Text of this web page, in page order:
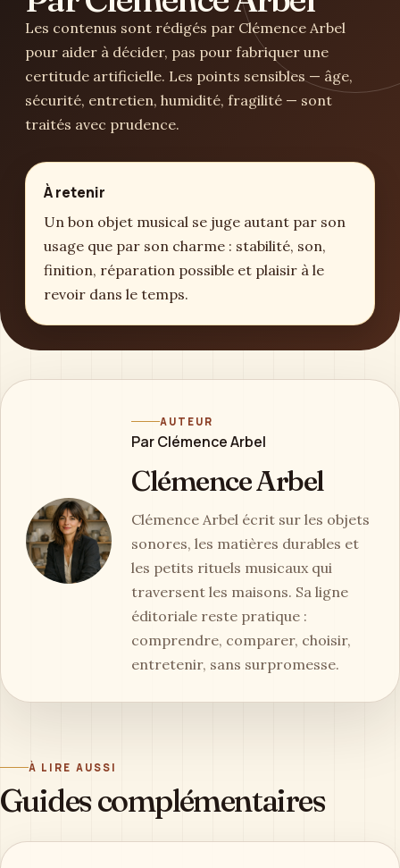
Les contenus sont rédigés par Clémence Arbel
pour aider à décider, pas pour fabriquer une
certitude artificielle. Les points sensibles — âge,
sécurité, entretien, humidité, fragilité — sont
traités avec prudence.
À retenir
Un bon objet musical se juge autant par son
usage que par son charme : stabilité, son,
finition, réparation possible et plaisir à le
revoir dans le temps.
AUTEUR
Par Clémence Arbel
Clémence Arbel
Clémence Arbel écrit sur les objets
sonores, les matières durables et
les petits rituels musicaux qui
traversent les maisons. Sa ligne
éditoriale reste pratique :
comprendre, comparer, choisir,
entretenir, sans surpromesse.
À LIRE AUSSI
Guides complémentaires